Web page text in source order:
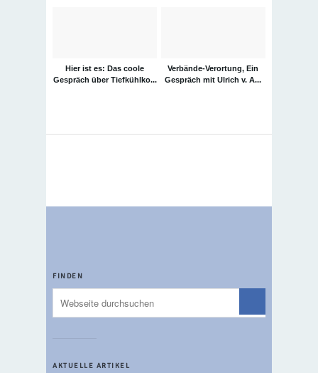
Hier ist es: Das coole
Gespräch über Tiefkühlko...
Verbände-Verortung, Ein
Gespräch mit Ulrich v. A...
FINDEN
AKTUELLE ARTIKEL